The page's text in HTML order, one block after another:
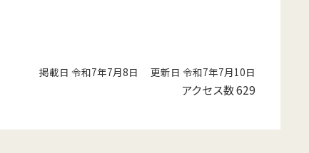
掲載日 令和7年7月8日 更新日 令和7年7月10日
アクセス数629